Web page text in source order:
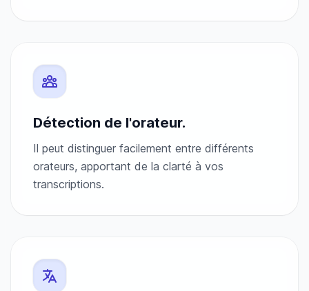
Détection de l'orateur.
Il peut distinguer facilement entre différents
orateurs, apportant de la clarté à vos
transcriptions.